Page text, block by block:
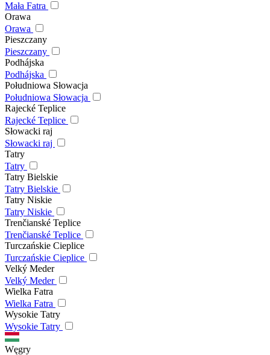
Mała Fatra
Orawa
Orawa
Pieszczany
Pieszczany
Podhájska
Podhájska
Południowa Słowacja
Południowa Słowacja
Rajecké Teplice
Rajecké Teplice
Słowacki raj
Słowacki raj
Tatry
Tatry
Tatry Bielskie
Tatry Bielskie
Tatry Niskie
Tatry Niskie
Trenčianské Teplice
Trenčianské Teplice
Turczańskie Cieplice
Turczańskie Cieplice
Velký Meder
Velký Meder
Wielka Fatra
Wielka Fatra
Wysokie Tatry
Wysokie Tatry
Węgry